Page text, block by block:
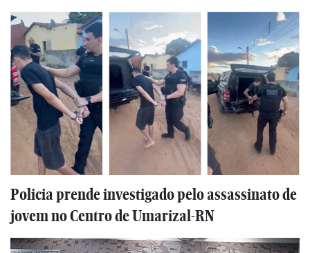
Policia prende investigado pelo assassinato de
jovem no Centro de Umarizal-RN